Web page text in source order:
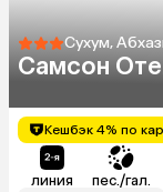
Сухум,
Самсон
Кешбэк 4% по
линия пес./гал.